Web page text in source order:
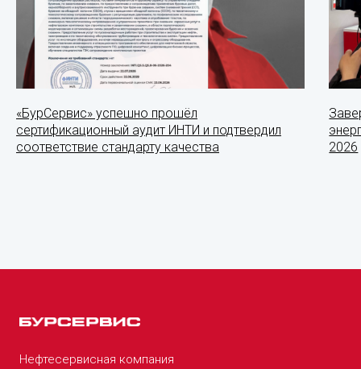
«БурСервис» успешно прошёл
сертификационный аудит ИНТИ и подтвердил
соответствие стандарту качества
2026
Нефтесервисная компания